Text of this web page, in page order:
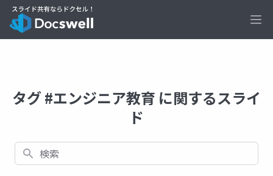
タグ #エンジニア教育 に関するスライ
ド
検索